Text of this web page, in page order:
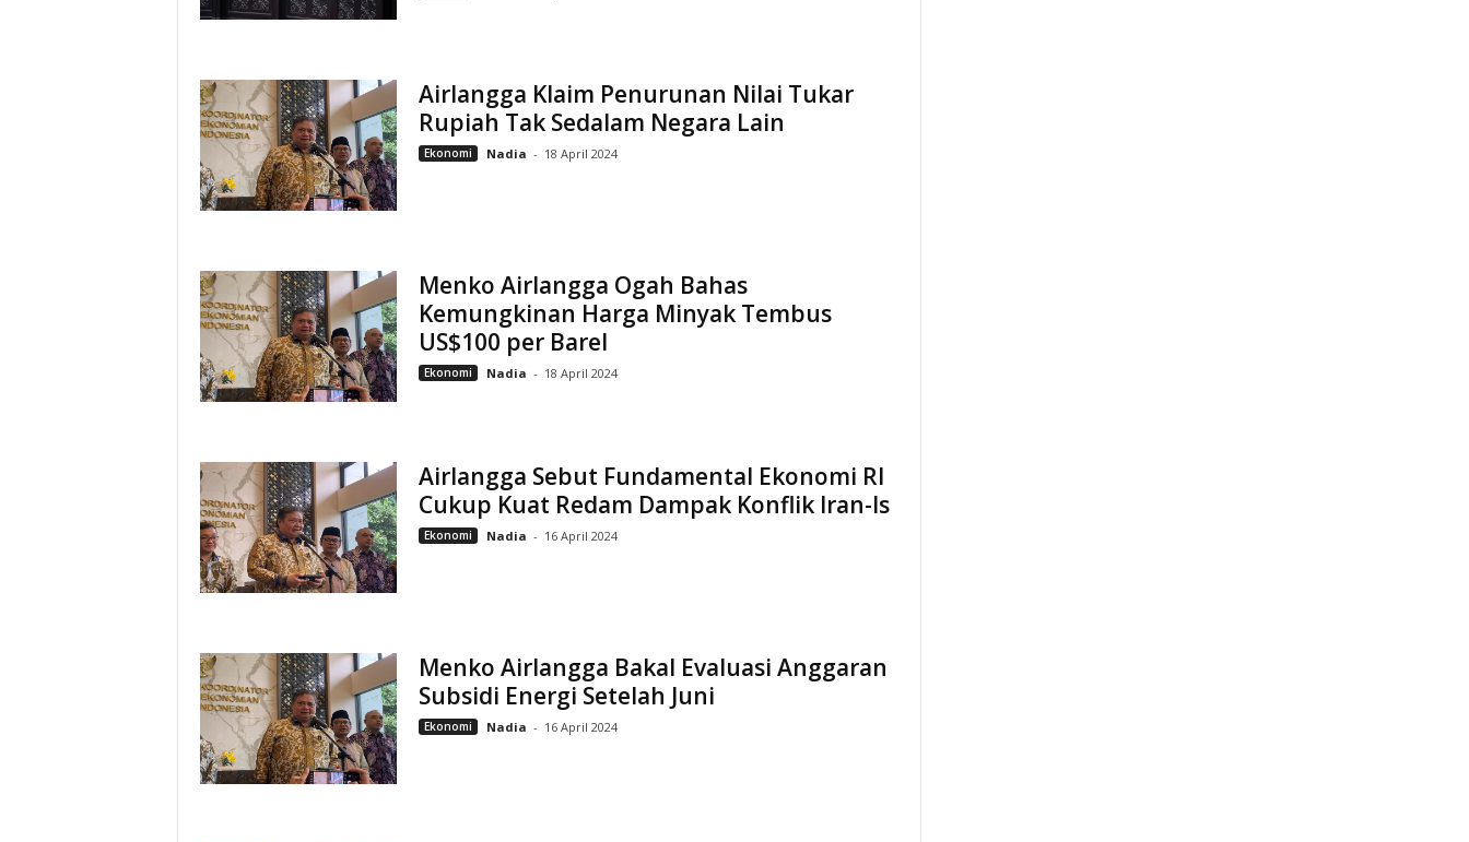
Airlangga Klaim Penurunan Nilai Tukar
Rupiah Tak Sedalam Negara Lain
Ekonomi Nadia - 18 April 2024
Menko Airlangga Ogah Bahas
Kemungkinan Harga Minyak Tembus
US$100 per Barel
Ekonomi Nadia - 18 April 2024
Airlangga Sebut Fundamental Ekonomi RI
Cukup Kuat Redam Dampak Konflik Iran-Is
Ekonomi Nadia - 16 April 2024
Menko Airlangga Bakal Evaluasi Anggaran
Subsidi Energi Setelah Juni
Ekonomi Nadia - 16 April 2024